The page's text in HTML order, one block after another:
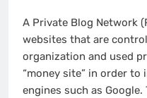
A Private Blog Network
websites that are
organization and used
“money site” in order
engines such as Google.